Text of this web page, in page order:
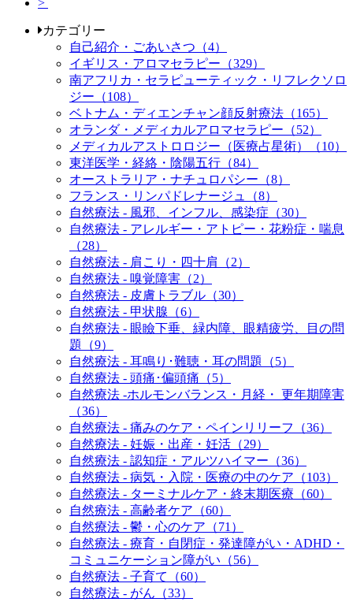
>
カテゴリー
自己紹介・ごあいさつ（4）
イギリス・アロマセラピー（329）
南アフリカ・セラピューティック・リフレクソロ
ジー（108）
ベトナム・ディエンチャン顔反射療法（165）
オランダ・メディカルアロマセラピー（52）
メディカルアストロロジー（医療占星術）（10）
東洋医学・経絡・陰陽五行（84）
オーストラリア・ナチュロパシー（8）
フランス・リンパドレナージュ（8）
自然療法 - 風邪、インフル、感染症（30）
自然療法 - アレルギー・アトピー・花粉症・喘息
（28）
自然療法 - 肩こり・四十肩（2）
自然療法 - 嗅覚障害（2）
自然療法 - 皮膚トラブル（30）
自然療法 - 甲状腺（6）
自然療法 - 眼瞼下垂、緑内障、眼精疲労、目の問
題（9）
自然療法 - 耳鳴り･難聴・耳の問題（5）
自然療法 - 頭痛･偏頭痛（5）
自然療法 -ホルモンバランス・月経・ 更年期障害
（36）
自然療法 - 痛みのケア・ペインリリーフ（36）
自然療法 - 妊娠・出産・妊活（29）
自然療法 - 認知症・アルツハイマー（36）
自然療法 - 病気・入院・医療の中のケア（103）
自然療法 - ターミナルケア・終末期医療（60）
自然療法 - 高齢者ケア（60）
自然療法 - 鬱・心のケア（71）
自然療法 - 療育・自閉症・発達障がい・ADHD・
コミュニケーション障がい（56）
自然療法 - 子育て（60）
自然療法 - がん（33）